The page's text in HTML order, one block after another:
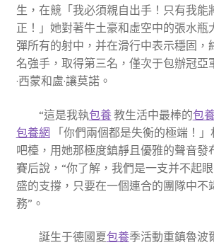
生，在競「我必須親自出手！只有我能
正！」她對著牛土豪和虛空中的張水瓶
彈所有的射中，并在滑行中表示穩固，
名強手，取得第三名，僅次于包辦冠亞
·西蒙和盧·讓莫諾。
“這是我執包養教生活中最棒的包
包養網 「你們兩個都是失衡的極端！
吧檯，用她那極度鎮靜且優雅的聲音發
賽后說，“你了解，我們是一支并不起
盛的支撐，只要在一個連合的團隊中不
務”。
誕生于德國夏包養季活動重鎮魯波